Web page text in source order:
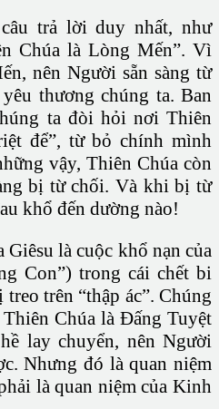
trả lời duy nhất, như
Chúa là Lòng Mến”. Vì
nên Người sẵn sàng từ
thương chúng ta. Ban
ta đòi hỏi nơi Thiên
để”, từ bỏ chính mình
vậy, Thiên Chúa còn
bị từ chối. Và khi bị từ
khổ đến dường nào!
Giêsu là cuộc khổ nạn của
Con”) trong cái chết bi
trên “thập ác”. Chúng
Chúa là Ðấng Tuyệt
lay chuyển, nên Người
Nhưng đó là quan niệm
là quan niệm của Kinh